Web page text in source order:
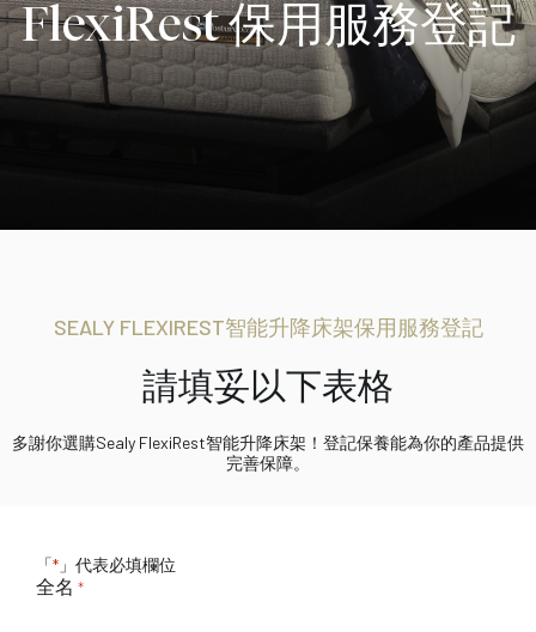
FlexiRest 保用服務登記
SEALY FLEXIREST智能升降床架保用服務登記
請填妥以下表格
多謝你選購Sealy FlexiRest智能升降床架！登記保養能為你的產品提供
完善保障。
「* 」代表必填欄位
全名 *